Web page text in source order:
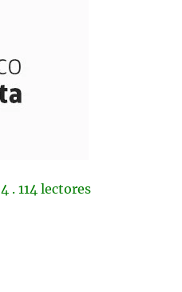
. 114 lectores